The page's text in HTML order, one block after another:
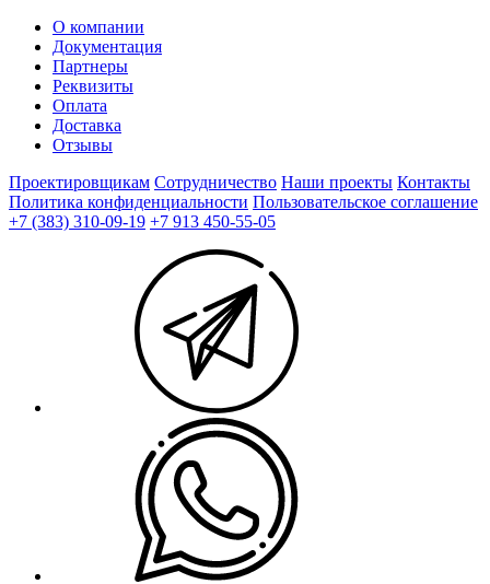
О компании
Документация
Партнеры
Реквизиты
Оплата
Доставка
Отзывы
Проектировщикам Сотрудничество Наши проекты Контакты
Политика конфиденциальности Пользовательское соглашение
+7 (383) 310-09-19 +7 913 450-55-05